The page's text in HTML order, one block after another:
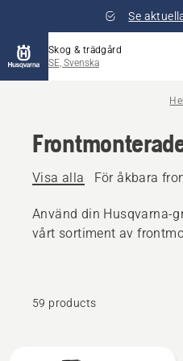
Se
Skog & trädgård
SE, Svenska
Visa alla För åkbara
Använd din Husqvarna-
vårt sortiment av
59 products